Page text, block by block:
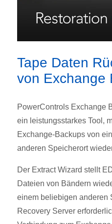
Tape Daten
von Exchange
PowerControls Exchange
ein leistungsstarkes Tool,
Exchange-Backups von
anderen Speicherort
Der Extract Wizard stellt
Dateien von Bändern
einem beliebigen anderen
Recovery Server